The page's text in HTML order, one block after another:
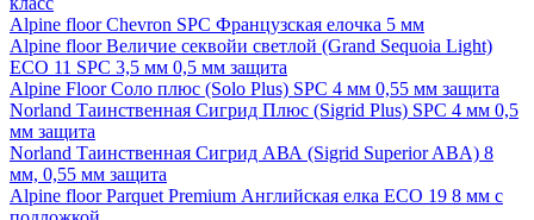
Alpine floor Chevron SPC Французская елочка 5 мм
Alpine floor Величие секвойи светлой (Grand Sequoia Light)
ECO 11 SPC 3,5 мм 0,5 мм защита
Alpine Floor Соло плюс (Solo Plus) SPC 4 мм 0,55 мм защита
Norland Таинственная Сигрид Плюс (Sigrid Plus) SPC 4 мм 0,5
мм защита
Norland Таинственная Сигрид АВА (Sigrid Superior ABA) 8
мм, 0,55 мм защита
Alpine floor Parquet Premium Английская елка ECO 19 8 мм с